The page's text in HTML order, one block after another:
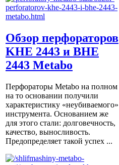
Обзор перфораторов
KHE 2443 и BHE
2443 Metabo
Перфораторы Metabo на полном
на то основании получили
характеристику «неубиваемого»
инструмента. Основанием же
для этого стали: долговечность,
качество, выносливость.
Предопределяет такой успех ...